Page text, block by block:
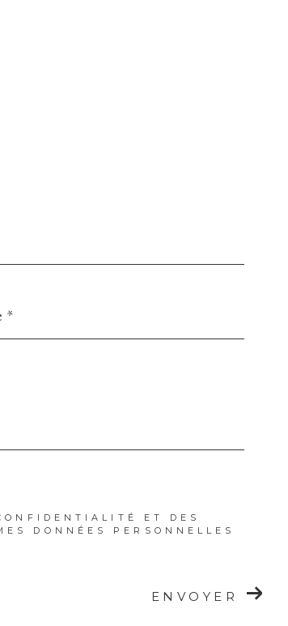
ET DES
DONNÉES PERSONNELLES
ENVOYER